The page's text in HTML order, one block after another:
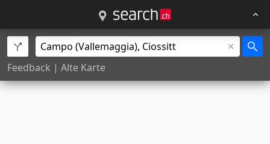
Feedback | Alte Karte